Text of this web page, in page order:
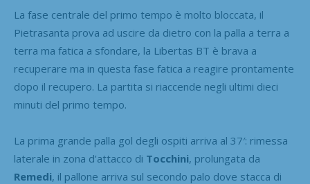
La fase centrale del primo tempo è molto bloccata, il
Pietrasanta prova ad uscire da dietro con la palla a terra a
terra ma fatica a sfondare, la Libertas BT è brava a
recuperare ma in questa fase fatica a reagire prontamente
dopo il recupero. La partita si riaccende negli ultimi dieci
minuti del primo tempo.
La prima grande palla gol degli ospiti arriva al 37′: rimessa
laterale in zona d’attacco di Tocchini, prolungata da
Remedi, il pallone arriva sul secondo palo dove stacca di